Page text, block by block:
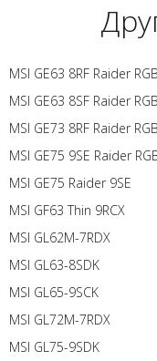
MSI GE63 8RF Raider RGB
MSI GE63 8SF Raider RGB
MSI GE73 8RF Raider RGB
MSI GE75 9SE Raider
MSI GE75 Raider 9SE
MSI GF63 Thin 9RCX
MSI GL62M-7RDX
MSI GL63-8SDK
MSI GL65-9SCK
MSI GL72M-7RDX
MSI GL75-9SDK